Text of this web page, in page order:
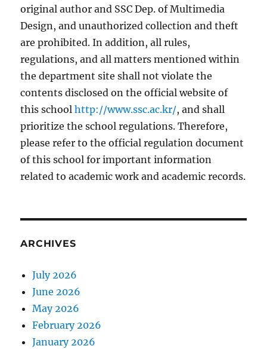
original author and SSC Dep. of Multimedia
Design, and unauthorized collection and theft
are prohibited. In addition, all rules,
regulations, and all matters mentioned within
the department site shall not violate the
contents disclosed on the official website of
this schoolhttp://www.ssc.ac.kr/, and shall
prioritize the school regulations. Therefore,
please refer to the official regulation document
of this school for important information
related to academic work and academic records.
ARCHIVES
July 2026
June 2026
May 2026
February 2026
January 2026